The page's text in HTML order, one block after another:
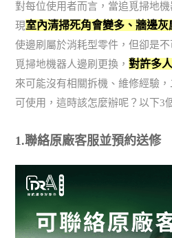
對每位使用者而言，當追覓掃地
現室內清掃死角會變多、牆邊
使邊刷屬於消耗型零件，但卻是
覓掃地機器人邊刷更換，對許多
來可能沒有相關拆機、維修經驗
可使用，這時該怎麼辦呢？以下3
1.聯絡原廠客服並預約送修